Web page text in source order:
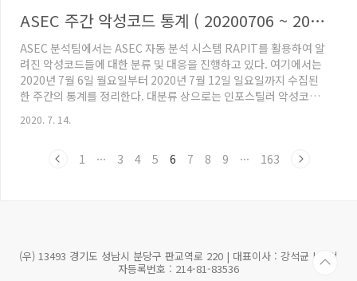
은 페이지 전부를 덮고 있어 사용자가 어느 곳을 선택하여도 악성 파
일의 링크를 실행하게 된다. 아래의 그림에서 빨간색으로 표시된 부
분이 링크를 포함하는 도형을 나타낸다. 도형에 삽입된 링크는
"..\appdata\local\temp\hanwo..
ASEC 주간 악성코드 통계 ( 20200706 ~ 20200712 )
ASEC 분석팀에서는 ASEC 자동 분석 시스템 RAPIT를 활용하여 알
려진 악성코드들에 대한 분류 및 대응을 진행하고 있다. 여기에서는
2020년 7월 6일 월요일부터 2020년 7월 12일 일요일까지 수집된
한 주간의 통계를 정리한다. 대분류 상으로는 인포스틸러 악성코드
Administration Tool) 악성코드가 15.9%, Coin Miner 악성코
코드는 6.6%를 차지하였으며 랜섬웨어가 4.4%로 그 뒤를 따랐다.
2020. 7. 14.
1 ··· 3 4 5 6 7 8 9 ··· 163
(우) 13493 경기도 성남시 분당구 판교역로 220 | 대표이사 : 강석균 | 사업
자등록번호 : 214-81-83536